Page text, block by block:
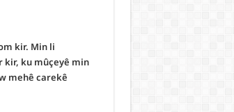
kir. Min li
ku mûçeyê min
mehê carekê